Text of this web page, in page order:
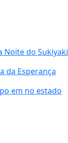
Noite do Sukiyaki
da Esperança
em no estado